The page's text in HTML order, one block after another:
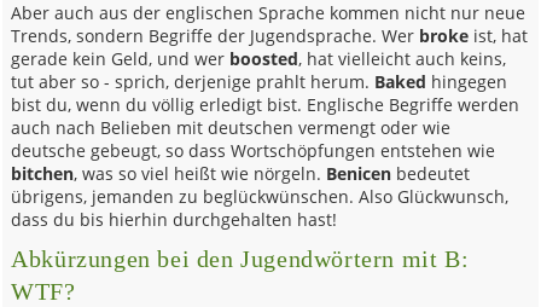
Aber auch aus der englischen Sprache kommen nicht nur neue
Trends, sondern Begriffe der Jugendsprache. Wer broke ist, hat
gerade kein Geld, und wer boosted, hat vielleicht auch keins,
tut aber so - sprich, derjenige prahlt herum. Baked hingegen
bist du, wenn du völlig erledigt bist. Englische Begriffe werden
auch nach Belieben mit deutschen vermengt oder wie
deutsche gebeugt, so dass Wortschöpfungen entstehen wie
bitchen, was so viel heißt wie nörgeln. Benicen bedeutet
übrigens, jemanden zu beglückwünschen. Also Glückwunsch,
dass du bis hierhin durchgehalten hast!
Abkürzungen bei den Jugendwörtern mit B:
WTF?